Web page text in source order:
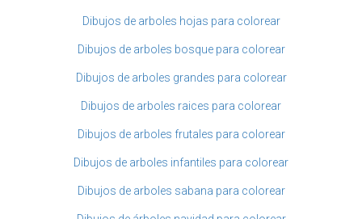
Dibujos de arboles hojas para colorear
Dibujos de arboles bosque para colorear
Dibujos de arboles grandes para colorear
Dibujos de arboles raices para colorear
Dibujos de arboles frutales para colorear
Dibujos de arboles infantiles para colorear
Dibujos de arboles sabana para colorear